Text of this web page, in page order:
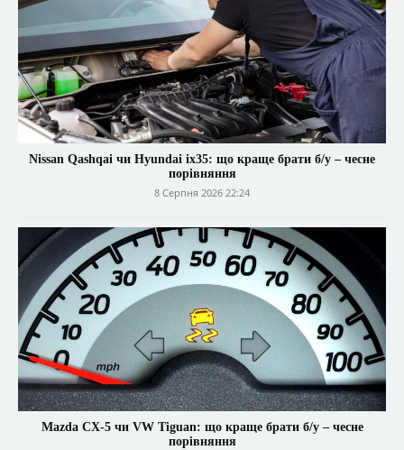
Nissan Qashqai чи Hyundai ix35: що краще брати б/у – чесне
порівняння
8 Серпня 2026 22:24
Mazda CX-5 чи VW Tiguan: що краще брати б/у – чесне
порівняння